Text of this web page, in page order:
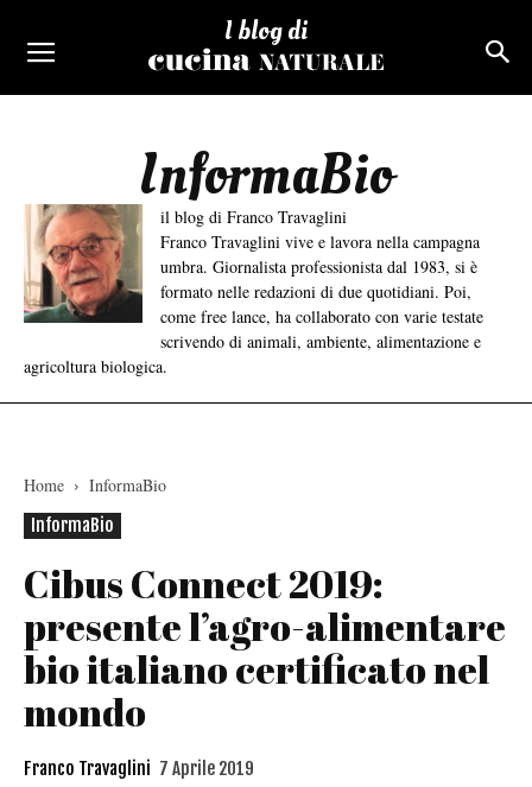
I blog di
InformaBio
il blog di Franco Travaglini
Franco Travaglini vive e lavora nella campagna
umbra. Giornalista professionista dal 1983, si è
formato nelle redazioni di due quotidiani. Poi,
come free lance, ha collaborato con varie testate
scrivendo di animali, ambiente, alimentazione e
agricoltura biologica.
Home
InformaBio
InformaBio
Cibus Connect 2019:
presente l’agro-alimentare
bio italiano certificato nel
mondo
Franco Travaglini 7 Aprile 2019